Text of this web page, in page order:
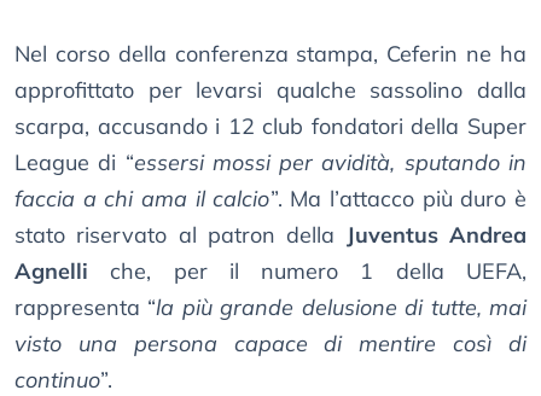
Nel corso della conferenza stampa, Ceferin ne ha
approfittato per levarsi qualche sassolino dalla
scarpa, accusando i 12 club fondatori della Super
League di “essersi mossi per avidità, sputando in
faccia a chi ama il calcio”. Ma l’attacco più duro è
stato riservato al patron della Juventus Andrea
Agnelli che, per il numero 1 della UEFA,
rappresenta “la più grande delusione di tutte, mai
visto una persona capace di mentire così di
continuo”.